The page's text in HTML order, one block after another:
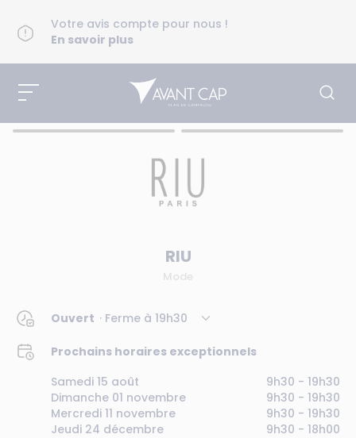
Votre avis compte pour nous !
En savoir plus
RIU
Mode
Ouvert · Ferme à 19h30
Prochains horaires exceptionnels
Samedi 15 août
9h30 - 19h30
Dimanche 01 novembre
9h30 - 19h30
Mercredi 11 novembre
9h30 - 19h30
Jeudi 24 décembre
9h30 - 18h00